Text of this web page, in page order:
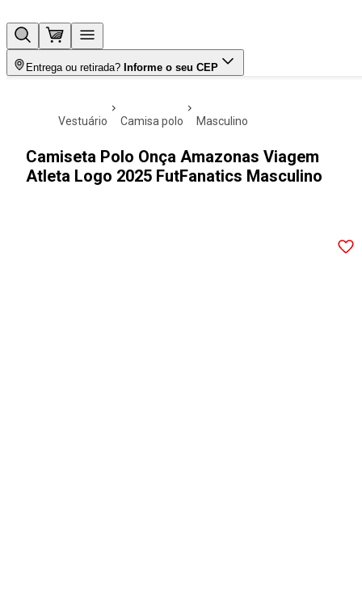
Entrega ou retirada? Informe o seu CEP
vestuário camisa polo masculino
Camiseta Polo Onça Amazonas Viagem
Atleta Logo 2025 FutFanatics Masculino